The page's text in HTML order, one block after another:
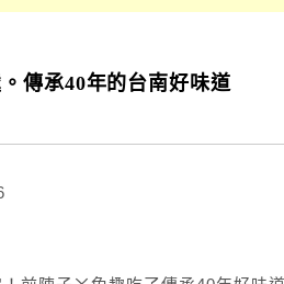
傳承40年的台南好味道